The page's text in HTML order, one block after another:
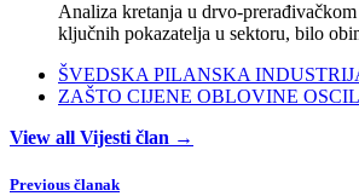
Analiza kretanja u drvo-
ključnih pokazatelja u sektoru, bilo
ŠVEDSKA PILANSKA
ZAŠTO CIJENE OBLOVINE
View all Vijesti član →
Previous članak